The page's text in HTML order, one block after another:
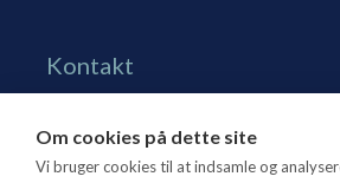
Kontakt
1270 Kbh. K
Om cookies på dette site
Vi bruger cookies til at indsamle og